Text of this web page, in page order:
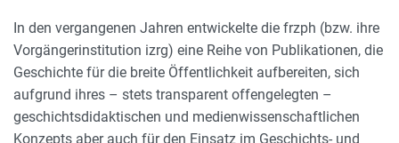
In den vergangenen Jahren entwickelte die frzph (bzw. ihre
Vorgängerinstitution izrg) eine Reihe von Publikationen, die
Geschichte für die breite Öffentlichkeit aufbereiten, sich
aufgrund ihres – stets transparent offengelegten –
geschichtsdidaktischen und medienwissenschaftlichen
Konzepts aber auch für den Einsatz im Geschichts- und